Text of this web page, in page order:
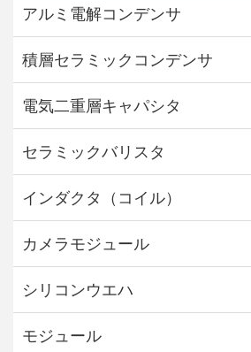
アルミ電解コンデンサ
積層セラミックコンデンサ
電気二重層キャパシタ
セラミックバリスタ
インダクタ（コイル）
カメラモジュール
シリコンウエハ
モジュール